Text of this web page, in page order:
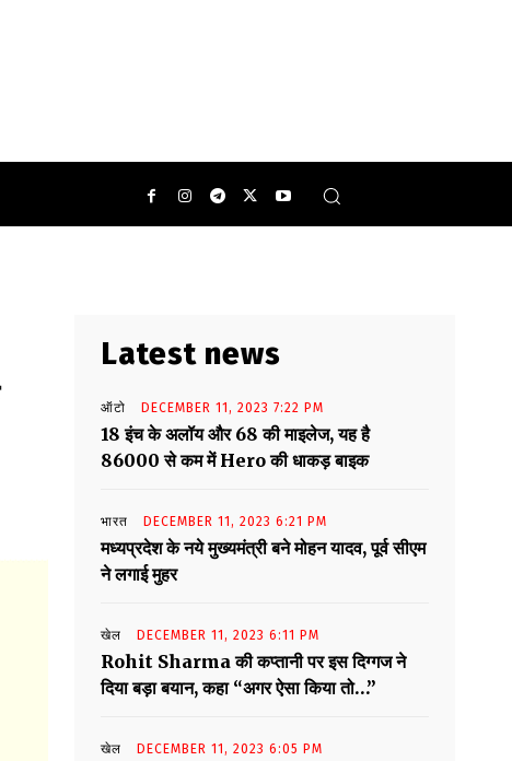
Latest news
ऑटो DECEMBER 11, 2023 7:22 PM
18 इंच के अलॉय और 68 की माइलेज, यह है
86000 से कम में Hero की धाकड़ बाइक
भारत DECEMBER 11, 2023 6:21 PM
मध्यप्रदेश के नये मुख्यमंत्री बने मोहन यादव, पूर्व सीएम
ने लगाई मुहर
खेल DECEMBER 11, 2023 6:11 PM
Rohit Sharma की कप्तानी पर इस दिग्गज ने
दिया बड़ा बयान, कहा “अगर ऐसा किया तो…”
खेल DECEMBER 11, 2023 6:05 PM